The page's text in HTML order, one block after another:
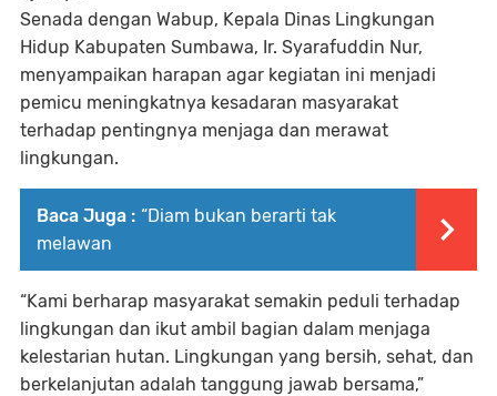
Senada dengan Wabup, Kepala Dinas Lingkungan
Hidup Kabupaten Sumbawa, Ir. Syarafuddin Nur,
menyampaikan harapan agar kegiatan ini menjadi
pemicu meningkatnya kesadaran masyarakat
terhadap pentingnya menjaga dan merawat
lingkungan.
Baca Juga : “Diam bukan berarti tak
melawan
“Kami berharap masyarakat semakin peduli terhadap
lingkungan dan ikut ambil bagian dalam menjaga
kelestarian hutan. Lingkungan yang bersih, sehat, dan
berkelanjutan adalah tanggung jawab bersama,”